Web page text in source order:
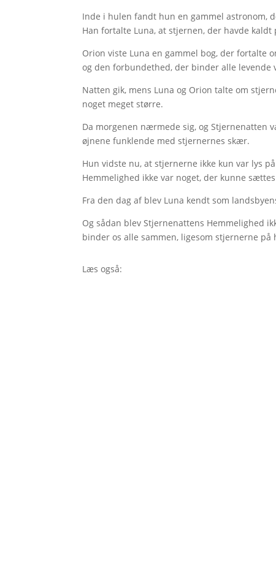
Inde i hulen fandt hun en gammel astronom,
Han fortalte Luna, at stjernen, der havde
Orion viste Luna en gammel bog, der fortalte
og den forbundethed, der binder alle levende
Natten gik, mens Luna og Orion talte om
noget meget større.
Da morgenen nærmede sig, og Stjernenatten
øjnene funklende med stjernernes skær.
Hun vidste nu, at stjernerne ikke kun var lys
Hemmelighed ikke var noget, der kunne
Fra den dag af blev Luna kendt som
Og sådan blev Stjernenattens Hemmelighed
binder os alle sammen, ligesom stjernerne på
Læs også: